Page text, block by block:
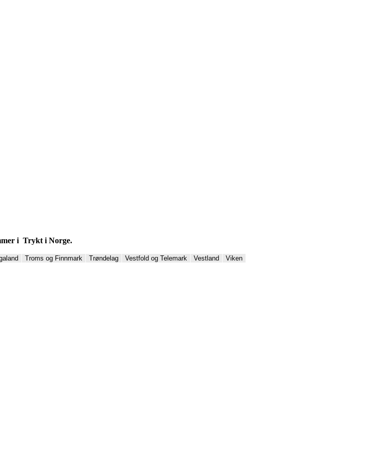
i Trykt i Norge.
Troms og Finnmark Trøndelag Vestfold og Telemark Vestland Viken